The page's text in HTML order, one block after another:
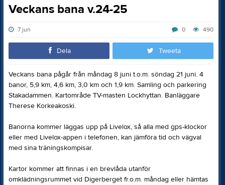
Veckans bana v.24-25
7 jun 490
0
Dela Tweeta
Veckans bana pågår från måndag 8 juni t.o.m. söndag 21 juni. 4
banor, 5,9 km, 4,6 km, 3,0 km och 1,9 km. Samling och parkering
Stakadammen. Kartområde TV-masten Lockhyttan. Banläggare
Therese Korkeakoski.
Banorna kommer läggas upp på Livelox, så alla med gps-klockor
eller med Livelox-appen i telefonen, kan jämföra tid och vägval
med sina träningskompisar.
Kartor kommer att finnas i en brevlåda utanför
omklädningsrummet vid Digerberget fr.o.m. måndag eller hämtas